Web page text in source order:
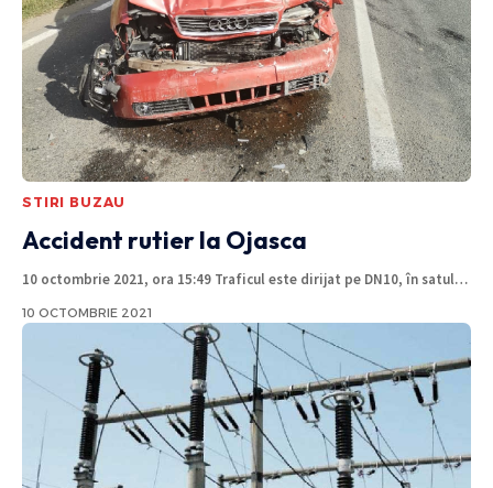
STIRI BUZAU
Accident rutier la Ojasca
10 octombrie 2021, ora 15:49 Traficul este dirijat pe DN10, în satul…
10 OCTOMBRIE 2021